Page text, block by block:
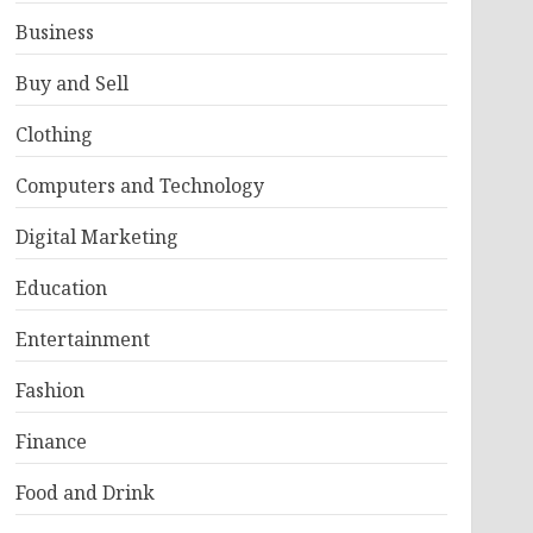
Business
Buy and Sell
Clothing
Computers and Technology
Digital Marketing
Education
Entertainment
Fashion
Finance
Food and Drink